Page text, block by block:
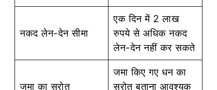
नकद लेन-देन सीमा
एक दिन में 2 लाख
रुपये से अधिक नकद
लेन-देन नहीं कर सकते
जमा का स्रोत
जमा किए गए धन का
स्रोत बताना आवश्यक